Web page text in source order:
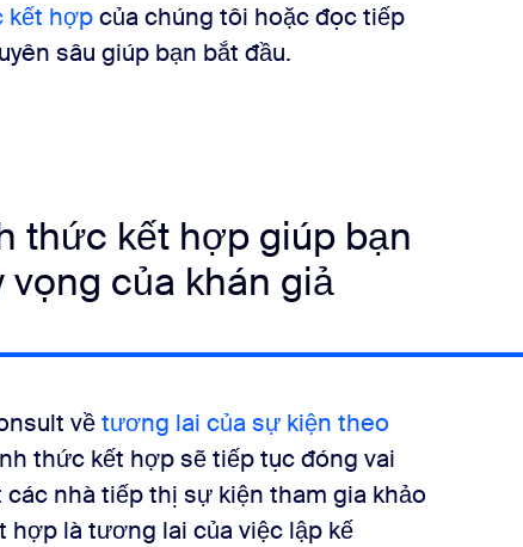
kết hợpcủa chúng tôi hoặc đọc tiếp
sâu giúp bạn bắt đầu.
thức kết hợp giúp bạn
của khán giả
vềtương lai của sự kiện theo
thức kết hợp sẽ tiếp tục đóng vai
nhà tiếp thị sự kiện tham gia khảo
là tương lai của việc lập kế